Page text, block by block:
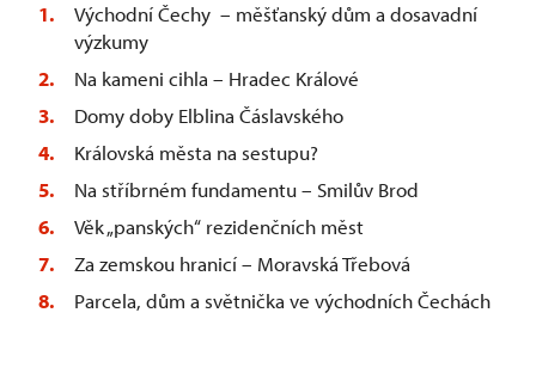
Východní Čechy – měšťanský dům a dosavadní
výzkumy
Na kameni cihla – Hradec Králové
Domy doby Elblina Čáslavského
Královská města na sestupu?
Na stříbrném fundamentu – Smilův Brod
Věk „panských“ rezidenčních měst
Za zemskou hranicí – Moravská Třebová
Parcela, dům a světnička ve východních Čechách